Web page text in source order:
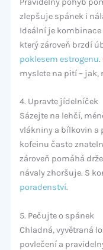
Pravidelný pohyb
zlepšuje spánek i
Ideální je
který zároveň brzdí
poklesem estrogenu.
myslete na pití – jak,
4. Upravte jídelníček
Sázejte na lehčí,
vlákniny a bílkovin a
kofeinu často
zároveň pomáhá
návaly zhoršuje. S
poradenství.
5. Pečujte o spánek
Chladná, vyvětraná
povlečení a